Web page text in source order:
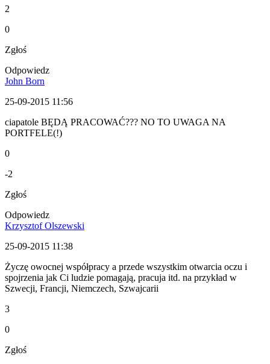
2
0
Zgłoś
Odpowiedz
John Born
25-09-2015 11:56
ciapatole BĘDĄ PRACOWAĆ??? NO TO UWAGA NA
PORTFELE(!)
0
-2
Zgłoś
Odpowiedz
Krzysztof Olszewski
25-09-2015 11:38
Życzę owocnej współpracy a przede wszystkim otwarcia oczu i
spojrzenia jak Ci ludzie pomagają, pracuja itd. na przykład w
Szwecji, Francji, Niemczech, Szwajcarii
3
0
Zgłoś